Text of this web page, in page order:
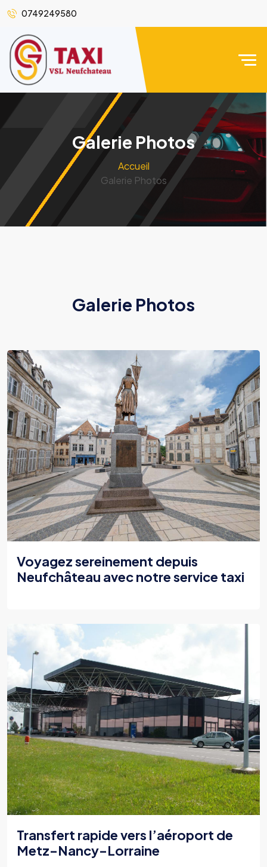
0749249580
Galerie Photos
Accueil
Galerie Photos
Galerie Photos
Voyagez sereinement depuis
Neufchâteau avec notre service taxi
Transfert rapide vers l’aéroport de
Metz–Nancy–Lorraine